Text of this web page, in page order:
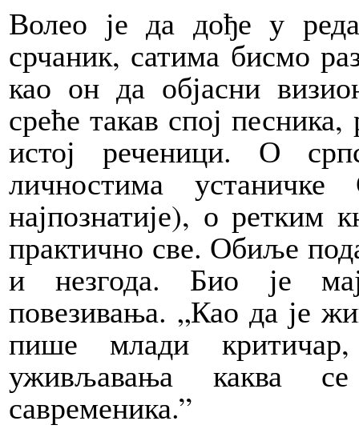
Волео је да дође у
срчаник, сатима бисмо
као он да објасни
среће такав спој
истој реченици. О
личностима
најпознатије), о ретким
практично све. Обиље
и незгода. Био је
повезивања. „Као да је
пише млади
уживљавања каква
савременика.”